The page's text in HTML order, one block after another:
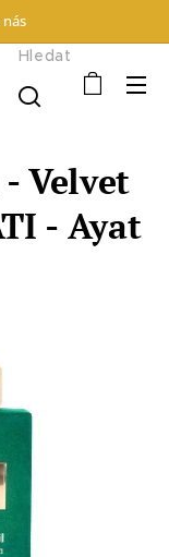
nás
Hledat
Velvet
- Ayat